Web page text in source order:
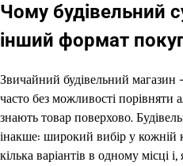
Чому будівельний
інший формат
Звичайний будівельний
часто без можливості порівняти
знають товар поверхово.
інакше: широкий вибір у кожній
кілька варіантів в одному місці